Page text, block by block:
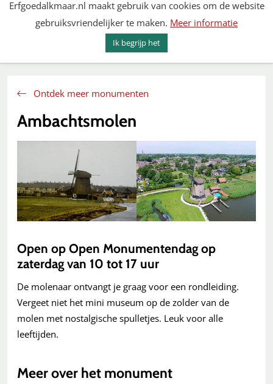
Spring
Erfgoedalkmaar.nl maakt gebruik van cookies om de website
gebruiksvriendelijker te maken. Meer informatie
Ik begrijp het
Ontdek meer monumenten
Ambachtsmolen
Open op Open Monumentendag op
zaterdag van 10 tot 17 uur
De molenaar ontvangt je graag voor een rondleiding.
Vergeet niet het mini museum op de zolder van de
molen met nostalgische spulletjes. Leuk voor alle
leeftijden.
Meer over het monument